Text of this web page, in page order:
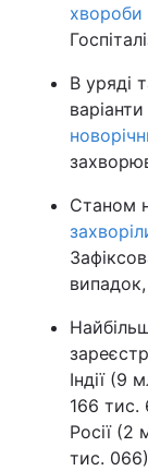
хвороби
В уряді
варіанти
Станом
Індії (9
166 тис.
Росії (2
тис.